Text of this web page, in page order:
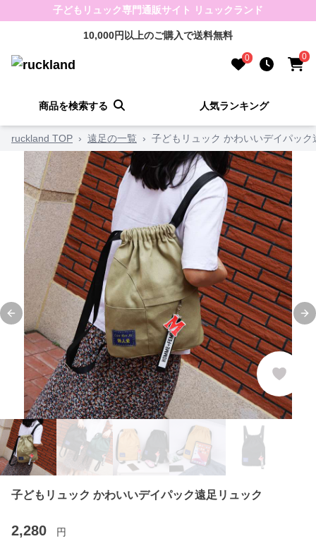
子どもリュック専門通販サイト リュックランド
10,000円以上のご購入で送料無料
0 0
商品を検索する 人気ランキング
ruckland TOP › 遠足の一覧 › 子どもリュック かわいいデイパック
Previous slide
子どもリュック かわいいデイパック遠足リュック
2,280 円